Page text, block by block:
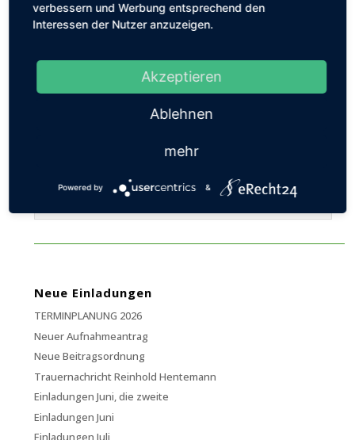
König Manfred Aben, Adjutant Helmut Aben
Neue Einladungen
TERMINPLANUNG 2026
Neuer Aufnahmeantrag
Neue Beitragsordnung
Trauernachricht Reinhold Hentemann
Einladungen Juni, die zweite
Einladungen Juni
Einladungen Juli
verbessern und Werbung entsprechend den
Interessen der Nutzer anzuzeigen.
Akzeptieren
Ablehnen
mehr
Powered by &